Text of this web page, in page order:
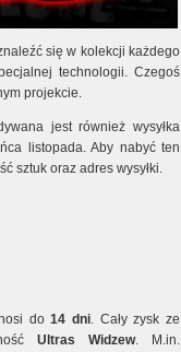
się w kolekcji każdego
technologii. Czegoś
projekcie.
jest również wysyłka
listopada. Aby nabyć ten
sztuk oraz adres wysyłki.
do14 dni. Cały zysk ze
Ultras Widzew. M.in.